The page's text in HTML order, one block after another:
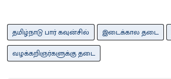
தமிழ்நாடு பார் கவுன்சில் இடைக்கால தடை
வழக்கறிஞர்களுக்கு தடை